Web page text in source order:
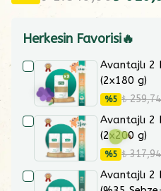
Herkesin Favorisi🔥
Avantajlı 2
(2x180 g)
%5 ₺ 259,74
Avantajlı 2
(2x200 g)
%5 ₺ 317,94
Avantajlı 2